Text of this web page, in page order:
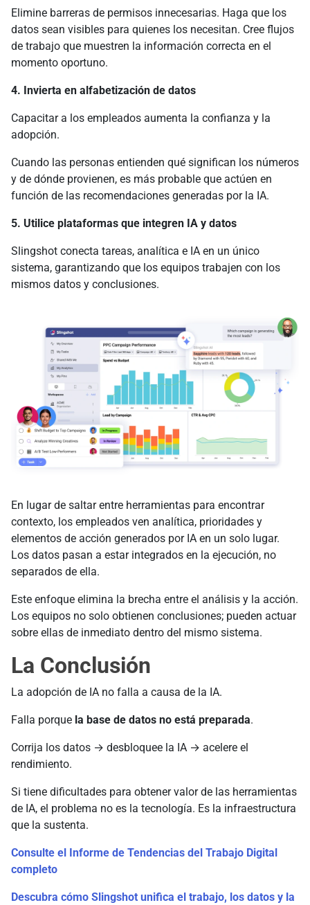
Elimine barreras de permisos innecesarias. Haga que los
datos sean visibles para quienes los necesitan. Cree flujos
de trabajo que muestren la información correcta en el
momento oportuno.
4. Invierta en alfabetización de datos
Capacitar a los empleados aumenta la confianza y la
adopción.
Cuando las personas entienden qué significan los números
y de dónde provienen, es más probable que actúen en
función de las recomendaciones generadas por la IA.
5. Utilice plataformas que integren IA y datos
Slingshot conecta tareas, analítica e IA en un único
sistema, garantizando que los equipos trabajen con los
mismos datos y conclusiones.
En lugar de saltar entre herramientas para encontrar
contexto, los empleados ven analítica, prioridades y
elementos de acción generados por IA en un solo lugar.
Los datos pasan a estar integrados en la ejecución, no
separados de ella.
Este enfoque elimina la brecha entre el análisis y la acción.
Los equipos no solo obtienen conclusiones; pueden actuar
sobre ellas de inmediato dentro del mismo sistema.
La Conclusión
La adopción de IA no falla a causa de la IA.
Falla porque la base de datos no está preparada.
Corrija los datos → desbloquee la IA → acelere el
rendimiento.
Si tiene dificultades para obtener valor de las herramientas
de IA, el problema no es la tecnología. Es la infraestructura
que la sustenta.
Consulte el Informe de Tendencias del Trabajo Digital
completo
Descubra cómo Slingshot unifica el trabajo, los datos y la